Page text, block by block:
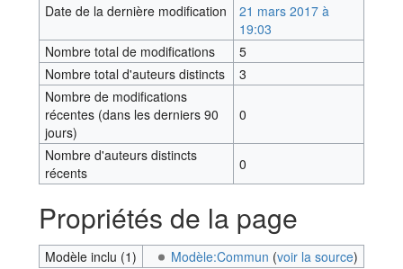
Date de la dernière modification
21 mars 2017 à
19:03
Nombre total de modifications
5
Nombre total d'auteurs distincts
3
Nombre de modifications
récentes (dans les derniers 90
jours)
0
Nombre d'auteurs distincts
récents
0
Propriétés de la page
Modèle inclu (1) Modèle:Commun (voir la source)